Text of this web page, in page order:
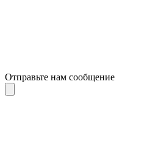
Отправьте нам сообщение